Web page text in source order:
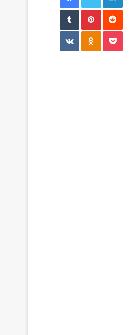
Tumblr Pinterest Reddit
VKontakte Odnoklassniki Pocket